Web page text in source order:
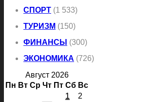
СПОРТ (1 533)
ТУРИЗМ (150)
ФИНАНСЫ (300)
ЭКОНОМИКА (726)
Август 2026
Пн Вт Ср Чт Пт Сб Вс
1
2